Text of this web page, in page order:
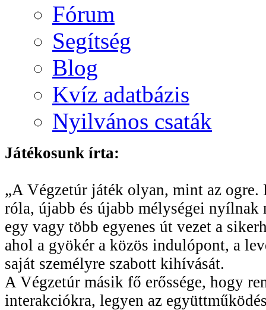
Fórum
Segítség
Blog
Kvíz adatbázis
Nyilvános csaták
Játékosunk írta:
„A Végzetúr játék olyan, mint az
róla, újabb és újabb mélységei
egy vagy több egyenes út vezet a
ahol a gyökér a közös indulópont, a
saját személyre szabott kihívását.
A Végzetúr másik fő erőssége, hogy
interakciókra, legyen az